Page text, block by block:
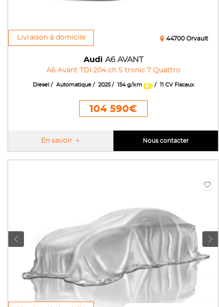
Livraison à domicile
Audi A6 AVANT
A6 Avant TDI 204 ch S tronic 7 Quattro
44700 Orvault
Diesel Automatique 2025 154 g/km 11 CV Fiscaux
104 590€
En savoir Nous contacter